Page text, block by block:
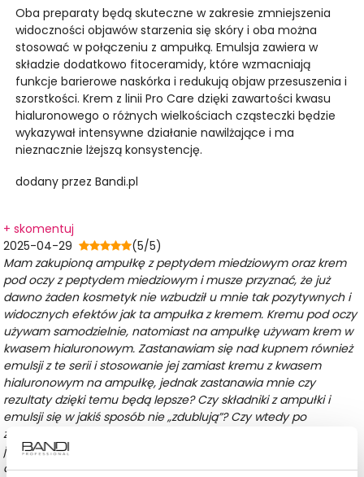
Oba preparaty będą skuteczne w zakresie zmniejszenia
widoczności objawów starzenia się skóry i oba można
stosować w połączeniu z ampułką. Emulsja zawiera w
składzie dodatkowo fitoceramidy, które wzmacniają
funkcje barierowe naskórka i redukują objaw przesuszenia i
szorstkości. Krem z linii Pro Care dzięki zawartości kwasu
hialuronowego o różnych wielkościach cząsteczki będzie
wykazywał intensywne działanie nawilżające i ma
nieznacznie lżejszą konsystencję.
dodany przez Bandi.pl
+ skomentuj
2025-04-29
(5/5)
Mam zakupioną ampułkę z peptydem miedziowym oraz krem
pod oczy z peptydem miedziowym i musze przyznać, że już
dawno żaden kosmetyk nie wzbudził u mnie tak pozytywnych i
widocznych efektów jak ta ampułka z kremem. Kremu pod oczy
używam samodzielnie, natomiast na ampułkę używam krem w
kwasem hialuronowym. Zastanawiam się nad kupnem również
emulsji z te serii i stosowanie jej zamiast kremu z kwasem
hialuronowym na ampułkę, jednak zastanawia mnie czy
rezultaty dzięki temu będą lepsze? Czy składniki z ampułki i
emulsji się w jakiś sposób nie „zdublują”? Czy wtedy po
zastosowaniu ampułki i emulsji nie należałoby „wspomóc” się
jeszcze kremem z kwasem hialuronowym na nie? Z góry
dziękuję za odpowiedź.- dodany przez: Agata